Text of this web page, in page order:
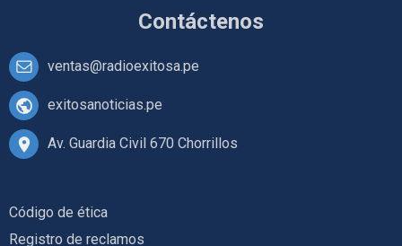
Contáctenos
ventas@radioexitosa.pe
exitosanoticias.pe
Av. Guardia Civil 670 Chorrillos
Código de ética
Registro de reclamos